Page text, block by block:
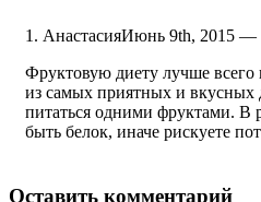
АнастасияИюнь 9th, 2015 —
Фруктовую диету лучше всего
из самых приятных и вкусных
питаться одними фруктами. В
быть белок, иначе рискуете
Оставить комментарий